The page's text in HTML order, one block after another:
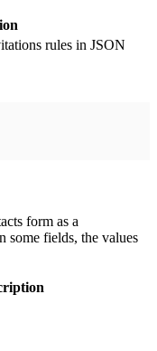
rules in JSON
form as a
fields, the values